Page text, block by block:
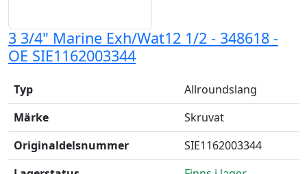
3 3/4" Marine Exh/Wat12 1/2 - 348618 -
OE SIE1162003344
Typ
Allroundslang
Märke
Skruvat
Originaldelsnummer
SIE1162003344